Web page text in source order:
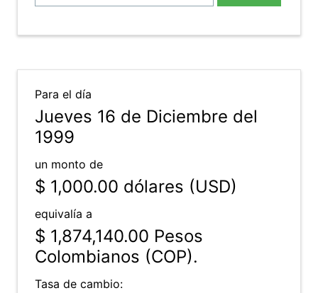
Para el día
Jueves 16 de Diciembre del
1999
un monto de
$ 1,000.00 dólares (USD)
equivalía a
$ 1,874,140.00 Pesos
Colombianos (COP).
Tasa de cambio: